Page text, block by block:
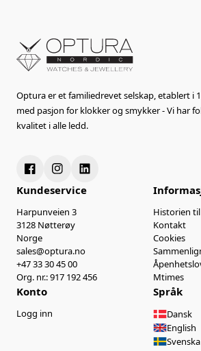
Optura er et familiedrevet selskap, etablert i
med pasjon for klokker og smykker - Vi har
kvalitet i alle ledd.
Kundeservice
Harpunveien 3
3128 Nøtterøy
Norge
sales@optura.no
+47 33 30 45 00
Org. nr.: 917 192 456
Historien
Kontakt
Cookies
Mtimes
Konto
Logg inn
Språk
Dansk
English
Svenska